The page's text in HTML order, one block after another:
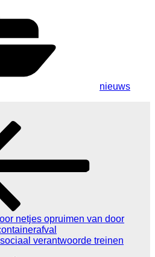
nieuws
netjes opruimen van door
verantwoorde treinen